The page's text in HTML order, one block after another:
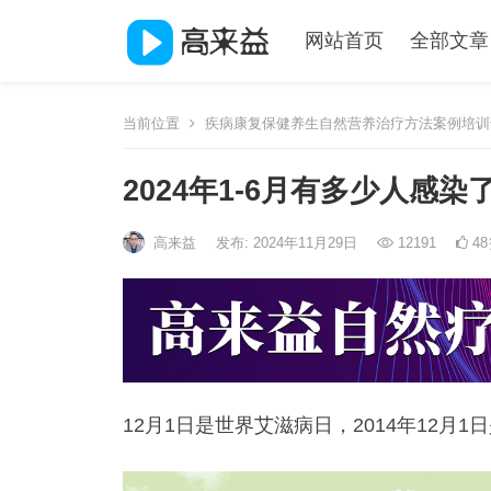
网站首页 全部文章
当前位置 疾病康复保健养生自然营养治疗方法案例培
2024年1-6月有多少人感染
高来益 发布: 2024年11月29日 12191 48
12月1日是世界艾滋病日，2014年12月1